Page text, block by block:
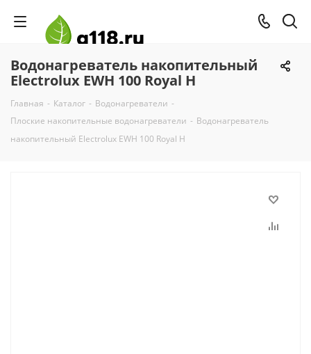
Водонагреватель накопительный
Electrolux EWH 100 Royal H
Главная - Каталог - Водонагреватели -
Плоские накопительные водонагреватели - Водонагреватель
накопительный Electrolux EWH 100 Royal H